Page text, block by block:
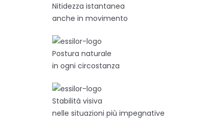
Nitidezza istantanea
anche in movimento
Postura naturale
in ogni circostanza
Stabilità visiva
nelle situazioni più impegnative